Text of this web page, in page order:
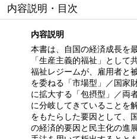
内容説明・目次
内容説明
本書は、自国の経済成長を
「生産主義的福祉」として
福祉レジームが、雇用者と
を委ねる「市場型」／国家
に拡大する「包摂型」／両
に分岐してきていることを
をもたらした要因として、
の経済的要因と民主化の進